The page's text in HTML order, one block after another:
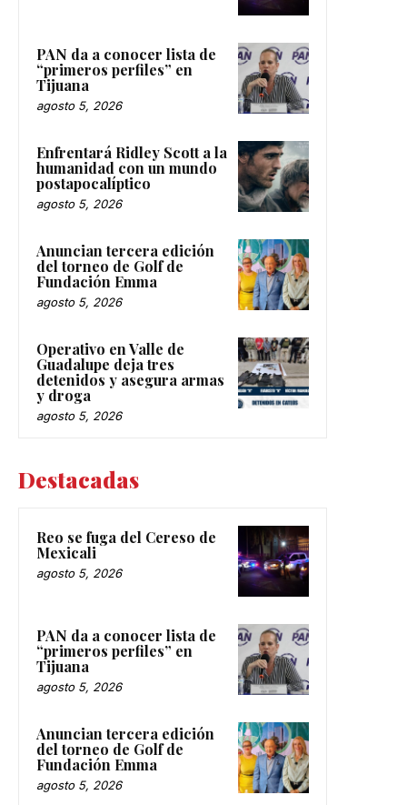
PAN da a conocer lista de
“primeros perfiles” en
Tijuana
agosto 5, 2026
Enfrentará Ridley Scott a la
humanidad con un mundo
postapocalíptico
agosto 5, 2026
Anuncian tercera edición
del torneo de Golf de
Fundación Emma
agosto 5, 2026
Operativo en Valle de
Guadalupe deja tres
detenidos y asegura armas
y droga
agosto 5, 2026
Destacadas
Reo se fuga del Cereso de
Mexicali
agosto 5, 2026
PAN da a conocer lista de
“primeros perfiles” en
Tijuana
agosto 5, 2026
Anuncian tercera edición
del torneo de Golf de
Fundación Emma
agosto 5, 2026